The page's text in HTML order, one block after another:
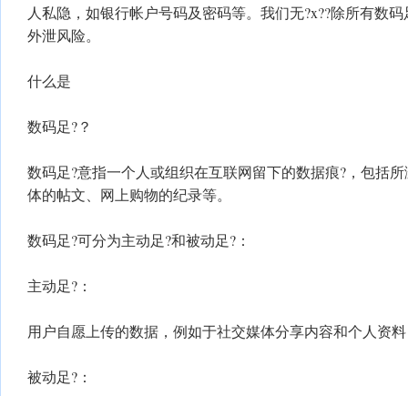
人私隐，如银行帐户号码及密码等。我们无?x??除所有数
外泄风险。
什么是
数码足?？
数码足?意指一个人或组织在互联网留下的数据痕?，包括
体的帖文、网上购物的纪录等。
数码足?可分为主动足?和被动足?：
主动足?：
用户自愿上传的数据，例如于社交媒体分享内容和个人资料
被动足?：